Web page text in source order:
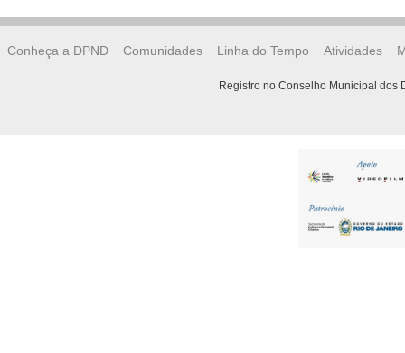
Conheça a DPND Comunidades Linha do Tempo Atividades
Registro no Conselho Municipal dos